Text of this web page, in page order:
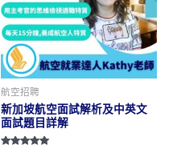
航空招聘
新加坡航空面試解析及中英文
面試題目詳解